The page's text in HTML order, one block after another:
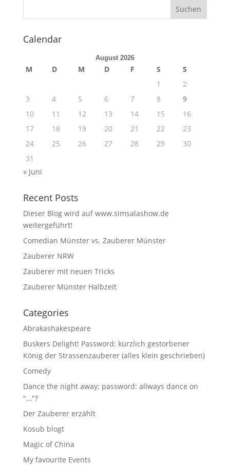
Calendar
August 2026
M D M D F S
S
1
2
3
4 5 6 7 8
9
10
11 12 13 14 15
16
17
18 19 20 21 22
23
24
25 26 27 28 29
30
31
« Juni
Recent Posts
Dieser Blog wird auf www.simsalashow.de
weitergeführt!
Comedian Münster vs. Zauberer Münster
Zauberer NRW
Zauberer mit neuen Tricks
Zauberer Münster Halbzeit
Categories
Abrakashakespeare
Buskers Delight! Password: kürzlich gestorbener
König der Strassenzauberer (alles klein geschrieben)
Comedy
Dance the night away; password: allways dance on
"…"?
Der Zauberer erzählt
Kosub blogt
Magic of China
My favourite Events